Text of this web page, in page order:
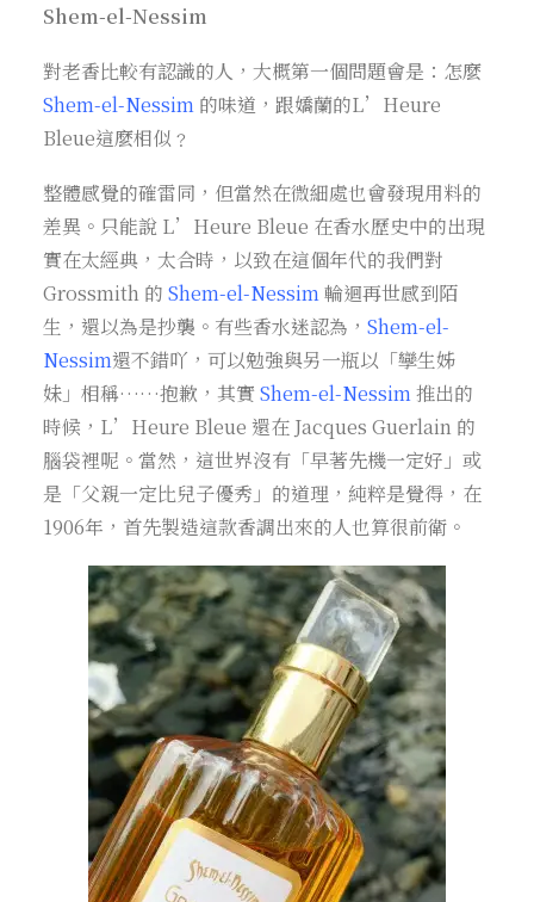
Shem-el-Nessim
對老香比較有認識的人，大概第一個問題會是：怎麼
Shem-el-Nessim 的味道，跟嬌蘭的L’Heure
Bleue這麼相似﹖
整體感覺的確雷同，但當然在微細處也會發現用料的
差異。只能說 L’Heure Bleue 在香水歷史中的出現
實在太經典，太合時，以致在這個年代的我們對
Grossmith 的 Shem-el-Nessim輪迴再世感到陌
生，還以為是抄襲。有些香水迷認為， Shem-el-
Nessim還不錯吖，可以勉強與另一瓶以「孿生姊
妹」相稱……抱歉，其實Shem-el-Nessim推出的
時候，L’Heure Bleue 還在 Jacques Guerlain 的
腦袋裡呢。當然，這世界沒有「早著先機一定好」或
是「父親一定比兒子優秀」的道理，純粹是覺得，在
1906年，首先製造這款香調出來的人也算很前衛。